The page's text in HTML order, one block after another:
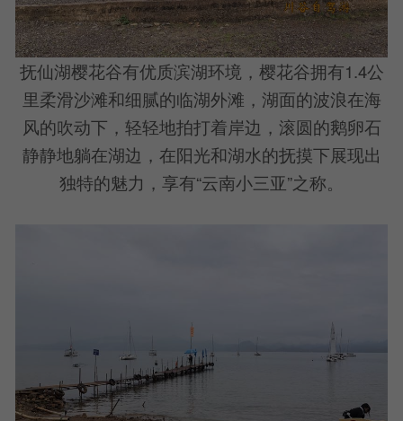
抚仙湖樱花谷有优质滨湖环境，樱花谷拥有1.4公
里柔滑沙滩和细腻的临湖外滩，湖面的波浪在海
风的吹动下，轻轻地拍打着岸边，滚圆的鹅卵石
静静地躺在湖边，在阳光和湖水的抚摸下展现出
独特的魅力，享有“云南小三亚”之称。